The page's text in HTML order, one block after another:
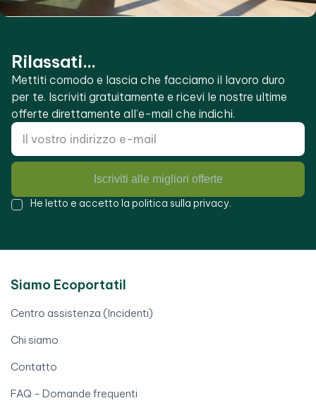
Rilassati...
Mettiti comodo e lascia che facciamo il lavoro duro
per te. Iscriviti gratuitamente e ricevi le nostre ultime
offerte direttamente all’e-mail che indichi.
Iscriviti alle migliori offerte
He letto e accetto la politica sulla privacy.
Siamo Ecoportatil
Centro assistenza (Incidenti)
Chi siamo
Contatto
FAQ - Domande frequenti